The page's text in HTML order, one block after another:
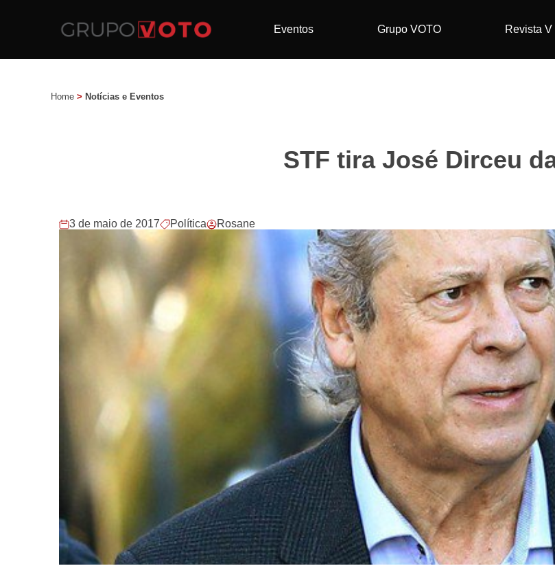
Eventos Grupo VOTO Revista V
Home > Notícias e Eventos
STF tira José Dirceu
3 de maio de 2017 Política Rosane